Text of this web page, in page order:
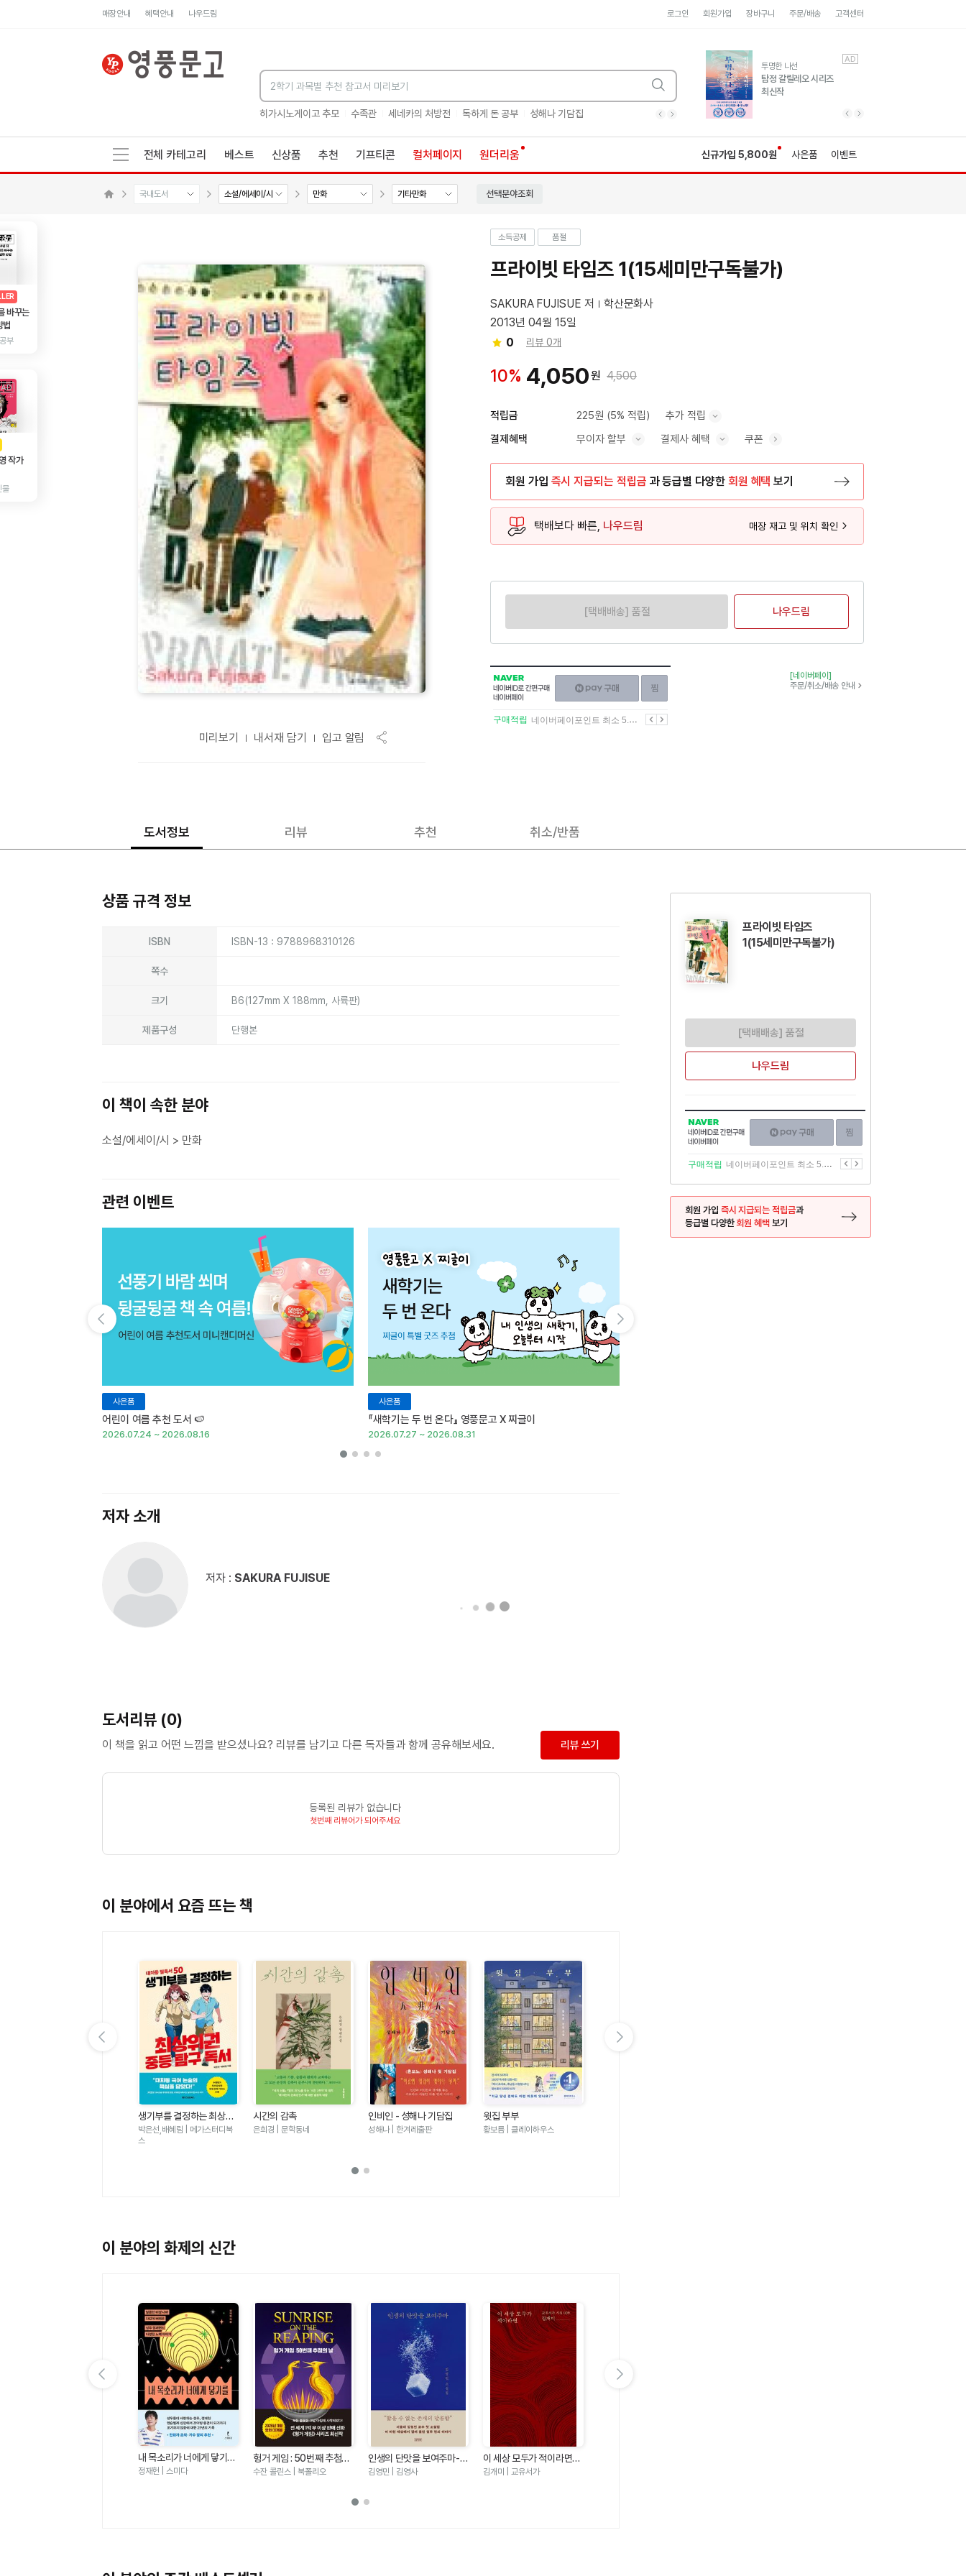
매장안내 혜택안내 나우드림 로그인 회원가입 장바구니 주문/배송 고객센터
히가시노게이고 추모 수족관 세네카의 처방전 독하게 돈 공부 성해나 기담집 히가시노게이고 추모 수족관 독하게 돈 공부
유럽 도시 기행3
풍성한 서사와 인문학적
통찰!
AD
투명한 나선
탐정 갈릴레오 시리즈
최신작
AD
전체 카테고리 베스트 신상품 추천 기프티콘 컬처페이지 원더리움 신규가입 5,800원 사은품 이벤트
국내도서 소설/에세이/시 만화 기타만화 선택분야조회
AD
바꾸는
법
부
AD
작가
물
미리보기 내서재 담기 입고 알림
소득공제 품절
프라이빗 타임즈 1(15세미만구독불가)
SAKURA FUJISUE 저
학산문화사
2013년 04월 15일
0
리뷰 0개
10% 4,050원 4,500
적립금 225원 (5% 적립) 추가 적립
결제혜택 무이자 할부 결제사 혜택 쿠폰
회원 가입 즉시 지급되는 적립금 과 등급별 다양한 회원 혜택 보기
택배보다 빠른, 나우드림 매장 재고 및 위치 확인
[택배배송] 품절 나우드림
NAVER
네이버
ID로
간편구매
네이버페이
구매하기
이전
구매적립 네이버페이포인트 최소 5.5% 적립 다음
[네이버페이]
주문/취소/배송 안내
도서정보 리뷰 추천 취소/반품
상품 규격 정보
ISBN ISBN-13 : 9788968310126
쪽수
크기 B6(127mm X 188mm, 사륙판)
제품구성 단행본
이 책이 속한 분야
소설/에세이/시 > 만화
관련 이벤트
사은품
어린이 여름 추천 도서 🍉
2026.07.24 ~ 2026.08.16
사은품
『새학기는 두 번 온다』 영풍문고 X 찌글이
2026.07.27 ~ 2026.08.31
저자 소개
저자 : SAKURA FUJISUE
도서리뷰 (0)
이 책을 읽고 어떤 느낌을 받으셨나요? 리뷰를 남기고 다른 독자들과 함께 공유해보세요. 리뷰 쓰기
등록된 리뷰가 없습니다
첫번째 리뷰어가 되어주세요
이 분야에서 요즘 뜨는 책
생기부를 결정하는 최상위
권 중등 탐구 독서 - 대치동
필독서 50
박은선,배혜림 | 메가스터디북
스
시간의 감촉
은희경 | 문학동네
인비인 - 성해나 기담집
성해나 | 한겨레출판
윗집 부부
황보름 | 클레이하우스
이 분야의 화제의 신간
내 목소리가 너에게 닿기를
- 달콤한 미성 너머 차갑게
정재헌 | 스미다
헝거 게임 : 50번째 추첨의
날(헝거 게임 시리즈5)
수잔 콜린스 | 북폴리오
인생의 단맛을 보여주마-김
영민 소설집
김영민 | 김영사
이 세상 모두가 적이라면
(교유서가 시집9)
김개미 | 교유서가
프라이빗 타임즈
1(15세미만구독불가)
[택배배송] 품절
나우드림
NAVER
네이버
ID로
간편구매
네이버페이
구매하기
이전
구매적립 네이버페이포인트 최소 5.5% 적립 다음
회원 가입 즉시 지급되는 적립금과
등급별 다양한회원 혜택 보기